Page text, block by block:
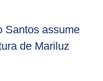
Santos assume
de Mariluz